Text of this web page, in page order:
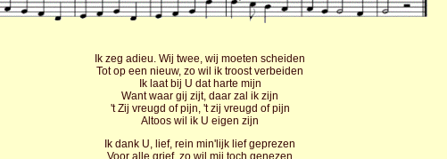
Ik zeg adieu. Wij twee, wij moeten scheiden
Tot op een nieuw, zo wil ik troost verbeiden
Ik laat bij U dat harte mijn
Want waar gij zijt, daar zal ik zijn
't Zij vreugd of pijn, 't zij vreugd of pijn
Altoos wil ik U eigen zijn
Ik dank U, lief, rein min'lijk lief geprezen
Voor alle grief, zo wil mij toch genezen